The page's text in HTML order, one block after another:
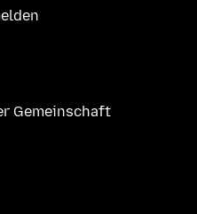
Gemeinschaft